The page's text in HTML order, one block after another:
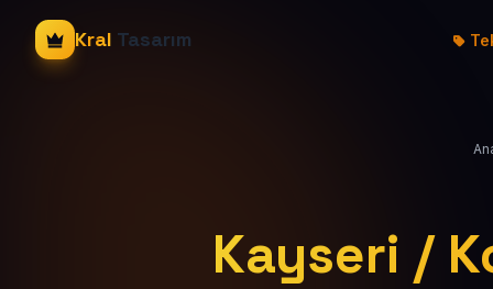
Kral Tasarım
Kayseri /